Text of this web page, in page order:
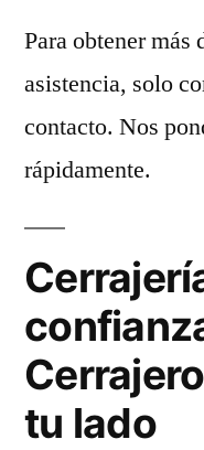
Para obtener
asistencia, solo
contacto. Nos
rápidamente.
tu lado